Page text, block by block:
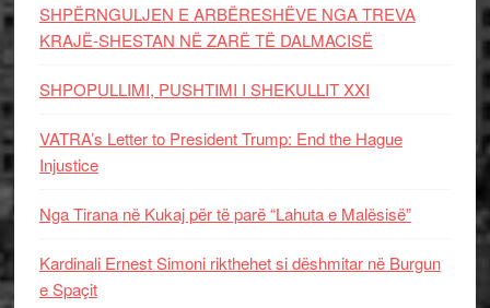
SHPËRNGULJEN E ARBËRESHËVE NGA TREVA
KRAJË-SHESTAN NË ZARË TË DALMACISË
SHPOPULLIMI, PUSHTIMI I SHEKULLIT XXI
VATRA’s Letter to President Trump: End the Hague
Injustice
Nga Tirana në Kukaj për të parë “Lahuta e Malësisë”
Kardinali Ernest Simoni rikthehet si dëshmitar në Burgun
e Spaçit